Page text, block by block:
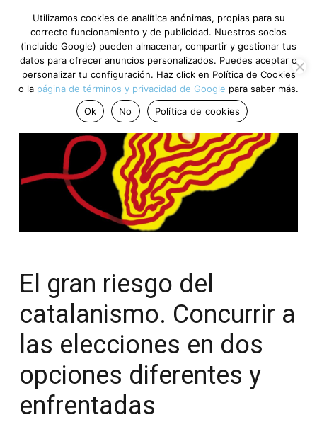
El gran riesgo del
catalanismo. Concurrir a
las elecciones en dos
opciones diferentes y
enfrentadas
Utilizamos cookies de analítica anónimas, propias para su
correcto funcionamiento y de publicidad. Nuestros socios
(incluido Google) pueden almacenar, compartir y gestionar tus
datos para ofrecer anuncios personalizados. Puedes aceptar o
personalizar tu configuración. Haz click en Política de Cookies
o la página de términos y privacidad de Google para saber más.
Ok
No Política de cookies